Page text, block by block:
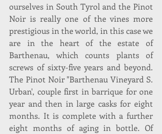
ourselves in South Tyrol and the Pinot
Noir is really one of the vines more
prestigious in the world, in this case we
are in the heart of the estate of
Barthenau, which counts plants of
screws of sixty-five years and beyond.
The Pinot Noir "Barthenau Vineyard S.
Urban', couple first in barrique for one
year and then in large casks for eight
months. It is complete with a further
eight months of aging in bottle. Of